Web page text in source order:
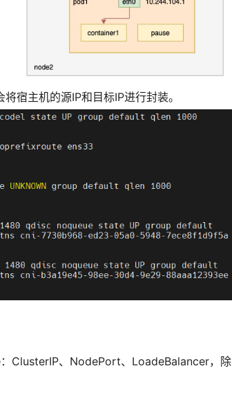
宿主机的源IP和目标IP进行封装。
ClusterIP、NodePort、LoadeBalancer，除